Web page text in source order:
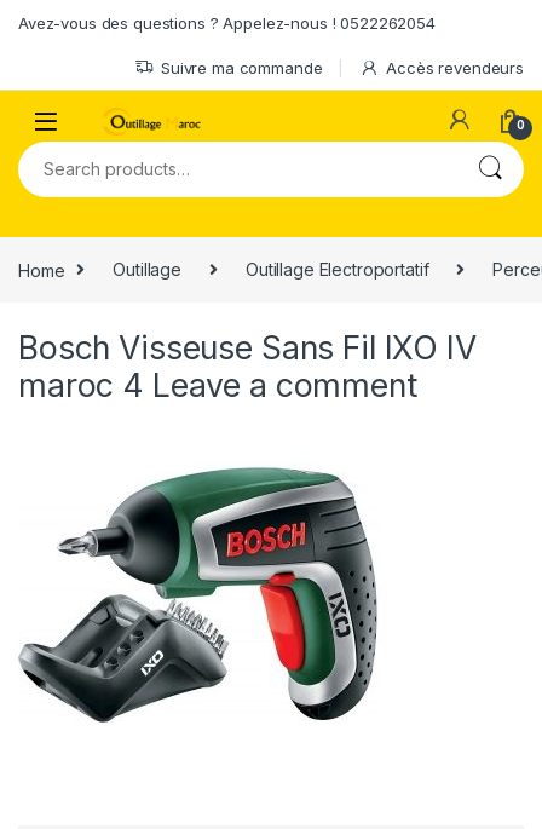
Avez-vous des questions ? Appelez-nous ! 0522262054
Suivre ma commande Accès revendeurs
0
Search for:
Home Outillage Outillage Electroportatif
Bosch Visseuse Sans Fil IXO IV
maroc 4 Leave a comment